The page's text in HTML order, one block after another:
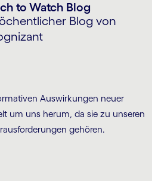
to Watch Blog
Blog von
Auswirkungen neuer
um uns herum, da sie zu unseren
gehören.